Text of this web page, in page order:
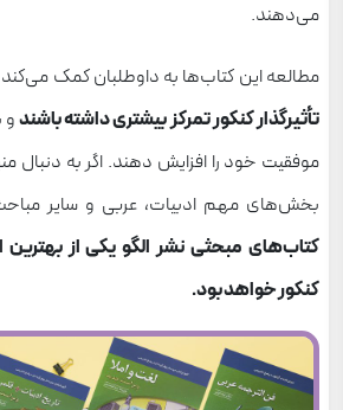
می‌دهند.
مطالعه این کتاب‌ها به داوطلبان کمک می‌کند
تأثیرگذار کنکور تمرکز بیشتری داشته باشندو
موفقیت خود را افزایش دهند. اگر به دنبال
بخش‌های مهم ادبیات، عربی و سایر
کتاب‌های مبحثی نشر الگو یکی از بهترین
کنکور خواهد بود.